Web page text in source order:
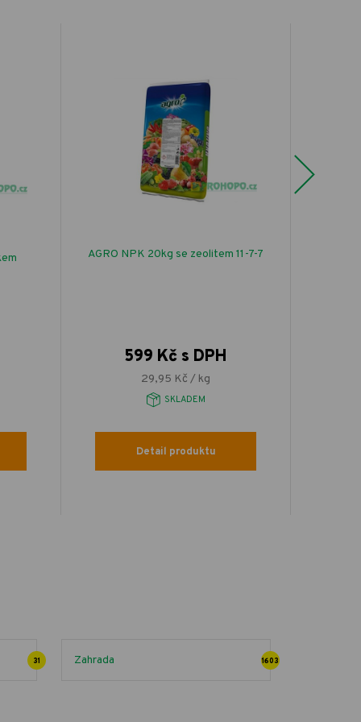
AGRO NPK 20kg se zeolitem 11-7-7
599 Kč s DPH
29,95 Kč / kg
SKLADEM
Detail produktu
Next
31 Zahrada 1603